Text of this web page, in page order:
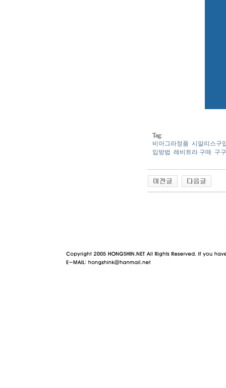
Tag:
비아그라정품 시알리스구
입방법 레비트라 구매 구